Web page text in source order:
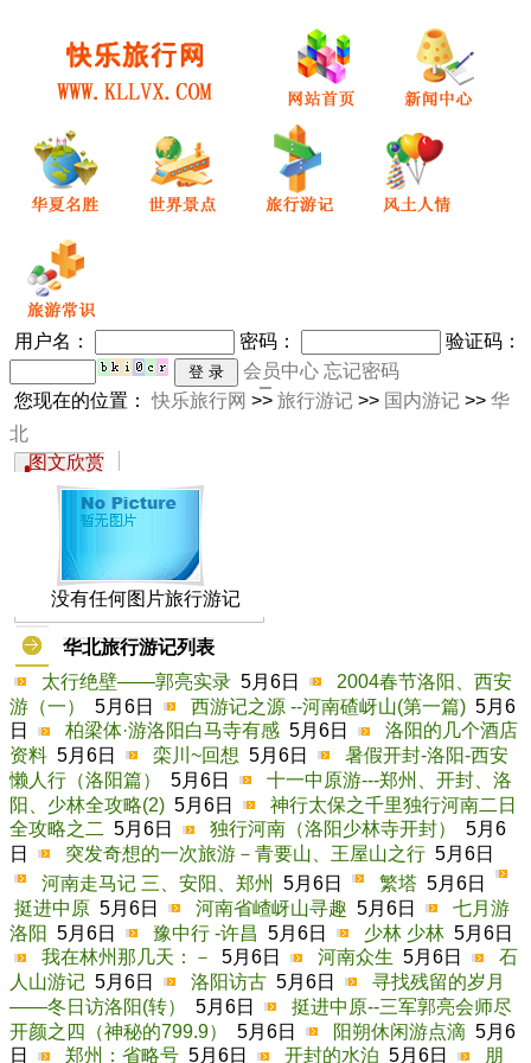
用户名： 密码 ：
验证码：
会员中心 忘记密码
您现在的位置：快乐旅行网 >> 旅行游记 >> 国内游记 >> 华
北
图文欣赏
没有任何图片旅行游记
华北旅行游记列表
太行绝壁——郭亮实录 5月6日
2004春节洛阳、西安
游（一）
5月6日 西游记之源 --河南碴岈山(第一篇) 5月6
日
柏梁体·游洛阳白马寺有感 5月6日
洛阳的几个酒店
资料 5月6日 栾川~回想 5月6日
暑假开封-洛阳-西安
懒人行（洛阳篇）
5月6日
十一中原游---郑州、开封、洛
阳、少林全攻略(2) 5月6日
神行太保之千里独行河南二日
全攻略之二 5月6日 独行河南（洛阳少林寺开封）
5月6
日
突发奇想的一次旅游－青要山、王屋山之行 5月6日
河南走马记 三、安阳、郑州
5月6日 繁塔 5月6日
挺进中原 5月6日 河南省嵖岈山寻趣 5月6日
七月游
洛阳 5月6日 豫中行 -许昌 5月6日 少林 少林 5月6日
我在林州那几天：－
5月6日 河南众生 5月6日
石
人山游记 5月6日 洛阳访古 5月6日
寻找残留的岁月
——冬日访洛阳(转）
5月6日
挺进中原--三军郭亮会师尽
开颜之四（神秘的799.9）
5月6日 阳朔休闲游点滴 5月6
日
郑州：省略号 5月6日 开封的水泊 5月6日 朋